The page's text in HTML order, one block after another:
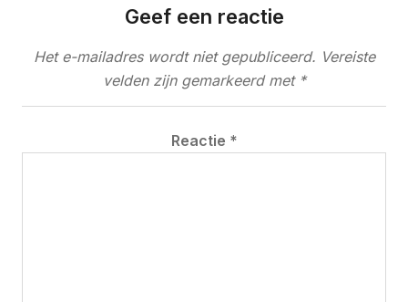
Geef een reactie
Het e-mailadres wordt niet gepubliceerd. Vereiste
velden zijn gemarkeerd met *
Reactie *